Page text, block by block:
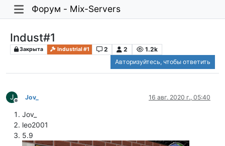
Форум - Mix-Servers
Indust#1
Закрыта Industrial #1 2 2
1.2k
Авторизуйтесь, чтобы ответить
J
Не в сети
Jov_ 16 авг. 2020 г., 05:40
Jov_
leo2001
5.9